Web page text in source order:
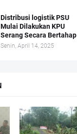
Distribusi logistik PSU
Mulai Dilakukan KPU
Serang Secara Bertahap
Senin, April 14, 2025